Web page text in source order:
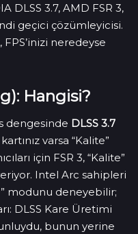
DLSS 3.7, AMD FSR 3,
geçici çözümleyicisi.
neredeyse
Hangisi?
dengesinde DLSS 3.7
varsa “Kalite”
için FSR 3, “Kalite”
Intel Arc sahipleri
modunu deneyebilir;
DLSS Kare Üretimi
bunun yerine